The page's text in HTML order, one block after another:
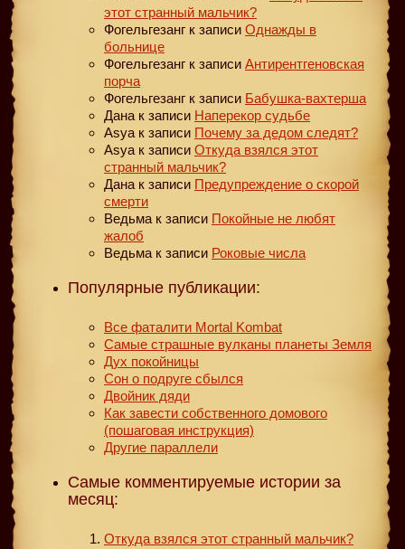
этот странный мальчик?
Фогельгезанг к записи Однажды в
больнице
Фогельгезанг к записи Антирентгеновская
порча
Фогельгезанг к записи Бабушка-вахтерша
Дана к записи Наперекор судьбе
Asya к записи Почему за дедом следят?
Asya к записи Откуда взялся этот
странный мальчик?
Дана к записи Предупреждение о скорой
смерти
Ведьма к записи Покойные не любят
жалоб
Ведьма к записи Роковые числа
Популярные публикации:
Все фаталити Mortal Kombat
Самые страшные вулканы планеты Земля
Дух покойницы
Сон о подруге сбылся
Двойник дяди
Как завести собственного домового
(пошаговая инструкция)
Другие параллели
Самые комментируемые истории за
месяц:
Откуда взялся этот странный мальчик?